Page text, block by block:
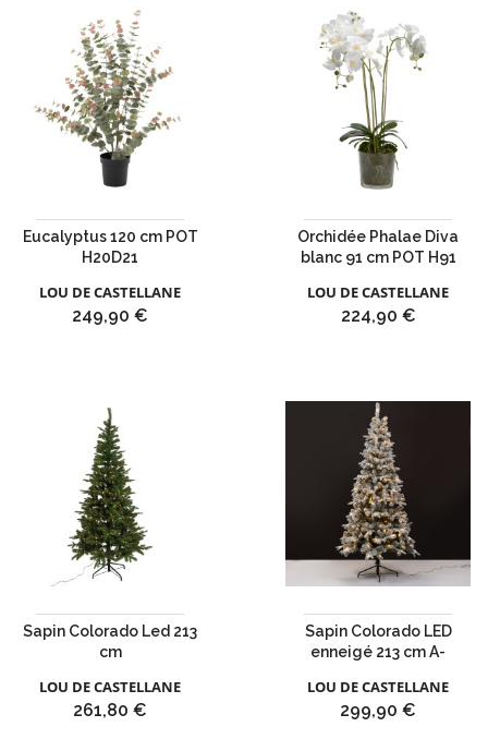
Eucalyptus 120 cm POT
H20D21
LOU DE CASTELLANE
Prix
249,90 €
Orchidée Phalae Diva
blanc 91 cm POT H91
LOU DE CASTELLANE
Prix
224,90 €
Sapin Colorado Led 213
cm
LOU DE CASTELLANE
Prix
261,80 €
Sapin Colorado LED
enneigé 213 cm A-
LOU DE CASTELLANE
Prix
299,90 €